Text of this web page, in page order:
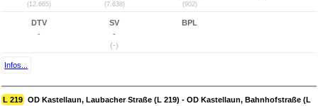
(12.665) (7.638) (902)
DTV
-
SV
-
(-)
BPL
Infos...
L 219 OD Kastellaun, Laubacher Straße (L 219) - OD Kastellaun, Bahnhofstraße (L